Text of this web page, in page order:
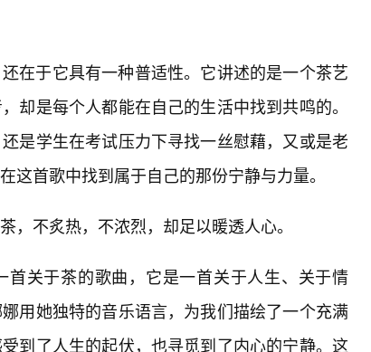
在于它具有一种普适性。它讲述的是一个茶艺
却是每个人都能在自己的生活中找到共鸣的。
是学生在考试压力下寻找一丝慰藉，又或是老
这首歌中找到属于自己的那份宁静与力量。
，不炙热，不浓烈，却足以暖透人心。
首关于茶的歌曲，它是一首关于人生、关于情
用她独特的音乐语言，为我们描绘了一个充满
到了人生的起伏，也寻觅到了内心的宁静。这